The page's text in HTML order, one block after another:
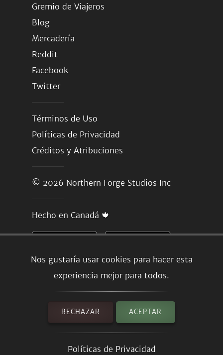
Nos gustaría usar cookies para hacer esta
experiencia mejor para todos.
RECHAZAR ACEPTAR
Políticas de Privacidad
Gremio de Viajeros
Blog
Mercadería
Reddit
Facebook
Twitter
Términos de Uso
Políticas de Privacidad
Créditos y Atribuciones
© 2026 Northern Forge Studios Inc
Hecho en Canadá 🍁